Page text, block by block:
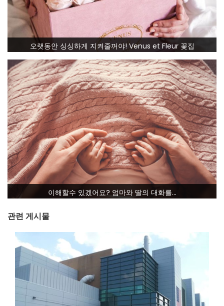
오랫동안 싱싱하게 지켜줄꺼야! Venus et Fleur 꽃집
이해할수 있겠어요? 엄마와 딸의 대화를…
관련 게시물